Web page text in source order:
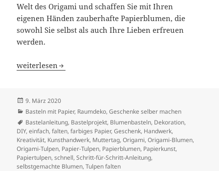
Welt des Origami und schaffen Sie mit Ihren
eigenen Händen zauberhafte Papierblumen, die
sowohl Sie selbst als auch Ihre Lieben erfreuen
werden.
Papier-Tulpen selbst falten: Origami-Anleitungen
weiterlesen
Veröffentlicht
am
9. März 2020
Kategorien
Basteln mit Papier, Raumdeko, Geschenke selber machen
Schlagwörter
Bastelanleitung, Bastelprojekt, Blumenbasteln, Dekoration,
DIY,einfach,falten,farbiges Papier,Geschenk, Handwerk,
Kreativität, Kunsthandwerk, Muttertag,Origami,Origami-Blumen,
Origami-Tulpen, Papier-Tulpen, Papierblumen, Papierkunst,
Papiertulpen,schnell,Schritt-für-Schritt-Anleitung,
selbstgemachte Blumen,Tulpen falten